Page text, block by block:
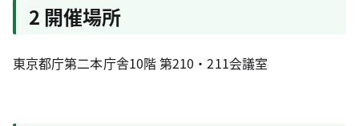
2 開催場所
東京都庁第二本庁舎10階 第210・211会議室